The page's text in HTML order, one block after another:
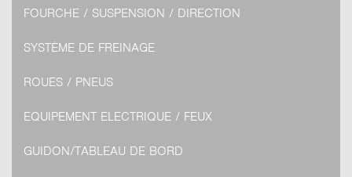
FOURCHE / SUSPENSION / DIRECTION
SYSTÈME DE FREINAGE
ROUES / PNEUS
EQUIPEMENT ELECTRIQUE / FEUX
GUIDON/TABLEAU DE BORD